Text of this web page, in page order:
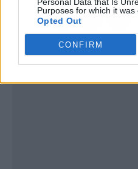
Purposes for which it was
Opted Out
CONFIRM